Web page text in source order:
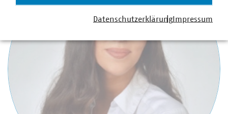
DatenschutzerklärungImpressum